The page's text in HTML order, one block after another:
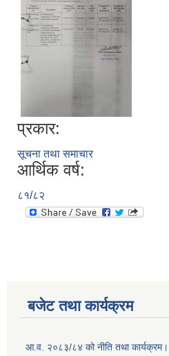
प्रकार:
सूचना तथा समाचार
आर्थिक वर्ष:
८१/८२
बजेट तथा कार्यक्रम
आ.व. २०८३/८४ को नीति तथा कार्यक्रम।